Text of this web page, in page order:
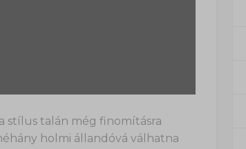
stílus talán még finomításra
holmi állandóvá válhatna